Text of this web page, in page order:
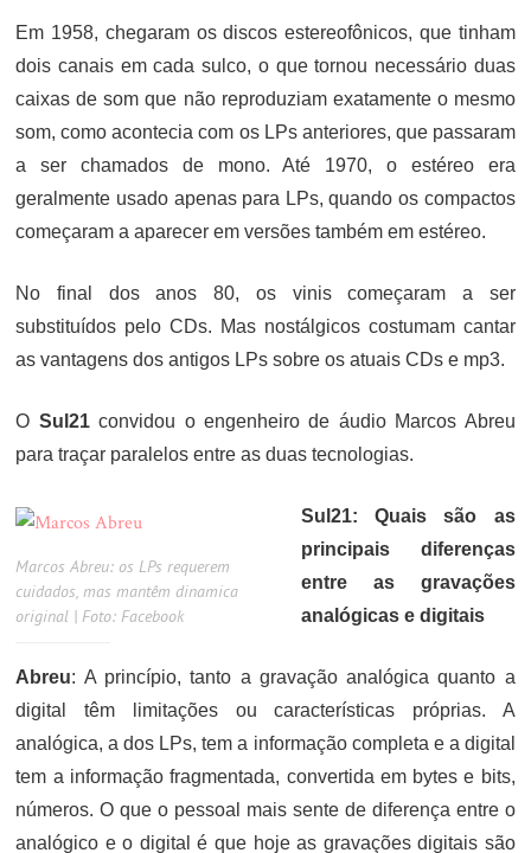
Em 1958, chegaram os discos estereofônicos, que tinham
dois canais em cada sulco, o que tornou necessário duas
caixas de som que não reproduziam exatamente o mesmo
som, como acontecia com os LPs anteriores, que passaram
a ser chamados de mono. Até 1970, o estéreo era
geralmente usado apenas para LPs, quando os compactos
começaram a aparecer em versões também em estéreo.
No final dos anos 80, os vinis começaram a ser
substituídos pelo CDs. Mas nostálgicos costumam cantar
as vantagens dos antigos LPs sobre os atuais CDs e mp3.
O Sul21convidou o engenheiro de áudio Marcos Abreu
para traçar paralelos entre as duas tecnologias.
Marcos Abreu: os LPs requerem
cuidados, mas mantêm dinamica
original | Foto: Facebook
Sul21: Quais são as
principais diferenças
entre as gravações
analógicas e digitais
Abreu: A princípio, tanto a gravação analógica quanto a
digital têm limitações ou características próprias. A
analógica, a dos LPs, tem a informação completa e a digital
tem a informação fragmentada, convertida em bytes e bits,
números. O que o pessoal mais sente de diferença entre o
analógico e o digital é que hoje as gravações digitais são